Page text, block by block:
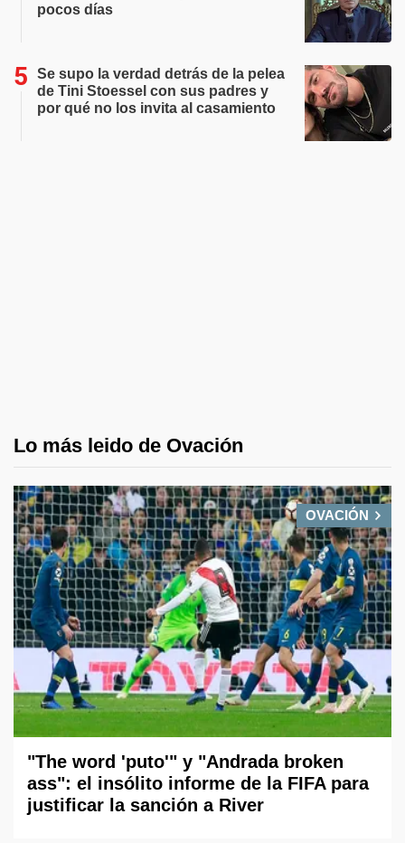
pocos días
Se supo la verdad detrás de la pelea
de Tini Stoessel con sus padres y
por qué no los invita al casamiento
Lo más leido de Ovación
OVACIÓN
"The word 'puto'" y "Andrada broken
ass": el insólito informe de la FIFA para
justificar la sanción a River